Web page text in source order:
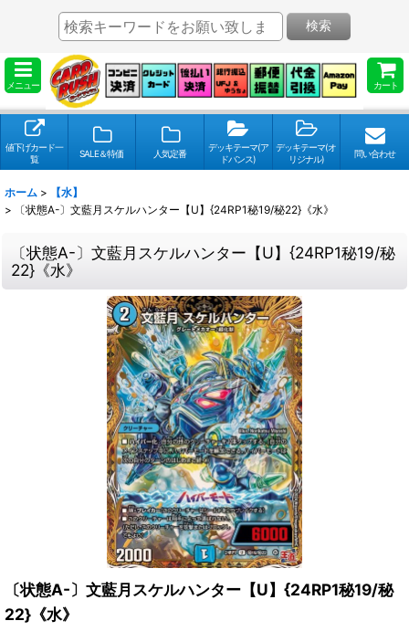
メニュー カート
検索
値下げカード一
覧
SALE＆特価 人気定番
デッキテーマ(ア
ドバンス)
デッキテーマ(オ
リジナル)
問い合わせ
ホーム >
【水】
>
〔状態A-〕文藍月スケルハンター【U】{24RP1秘19/秘22}《水》
〔状態A-〕文藍月スケルハンター【U】{24RP1秘19/秘
22}《水》
〔状態A-〕文藍月スケルハンター【U】{24RP1秘19/秘
22}《水》